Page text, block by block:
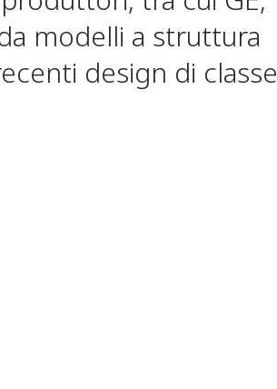
modelli a struttura
design di classe